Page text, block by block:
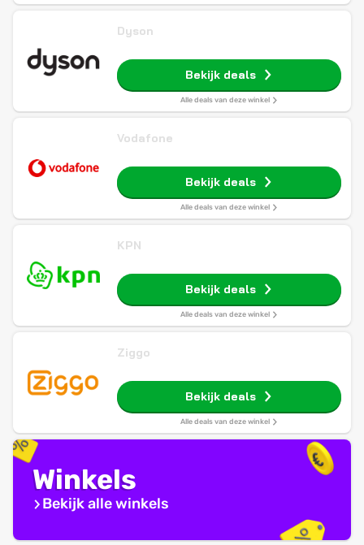
Dyson
Bekijk deals
Alle deals van deze winkel
Vodafone
Bekijk deals
Alle deals van deze winkel
KPN
Bekijk deals
Alle deals van deze winkel
Ziggo
Bekijk deals
Alle deals van deze winkel
Winkels
Bekijk alle winkels